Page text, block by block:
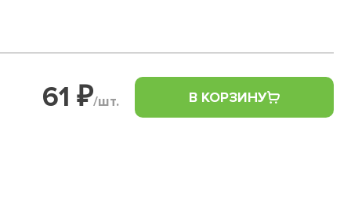
61 ₽/шт. В КОРЗИНУ